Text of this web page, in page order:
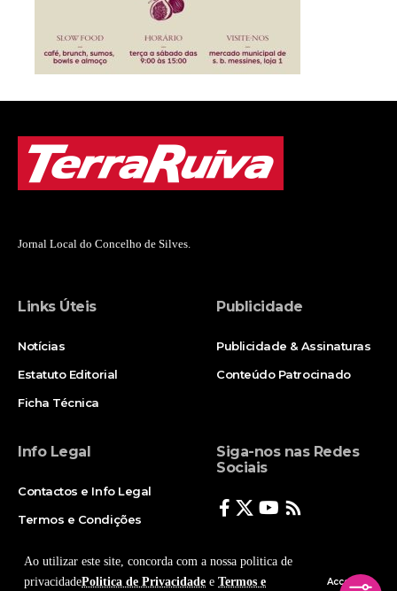
Ao utilizar este site, concorda com a nossa politica de
privacidadePolitica de Privacidade e Termos e Accept
Jornal Local do Concelho de Silves.
Links Úteis
Notícias
Estatuto Editorial
Ficha Técnica
Publicidade
Publicidade & Assinaturas
Conteúdo Patrocinado
Info Legal
Contactos e Info Legal
Termos e Condições
Siga-nos nas Redes
Sociais